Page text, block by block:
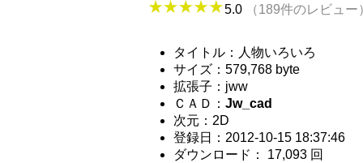
5.0 （189件のレビュー
タイトル：人物いろいろ
サイズ：579,768 byte
拡張子：jww
ＣＡＤ： Jw_cad
次元：2D
登録日：2012-10-15 18:37:46
ダウンロード： 17,093 回